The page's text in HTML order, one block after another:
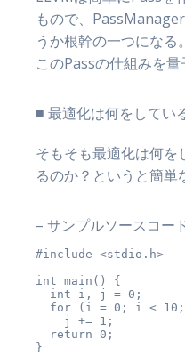
もので、
うか根幹の一つになる。
このPassの仕組みを
■ 最適化は何をしてい
そもそも最適化は何
るのか？というと簡単
– サンプルソースコー
#include <stdio.h>
int main() {
  int i, j = 0;
for (i = 0; i <
    j += 1;
  return 0;
}